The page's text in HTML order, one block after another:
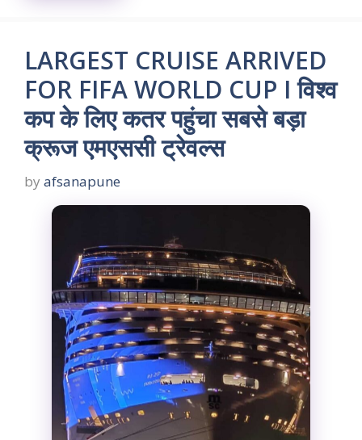
LARGEST CRUISE ARRIVED
FOR FIFA WORLD CUP I विश्व
कप के लिए कतर पहुंचा सबसे बड़ा
क्रूज एमएससी ट्रेवल्स
by afsanapune